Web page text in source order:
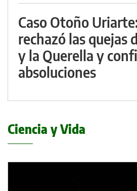
Caso Otoño
rechazó las quejas
y la Querella y
absoluciones
Ciencia y Vida